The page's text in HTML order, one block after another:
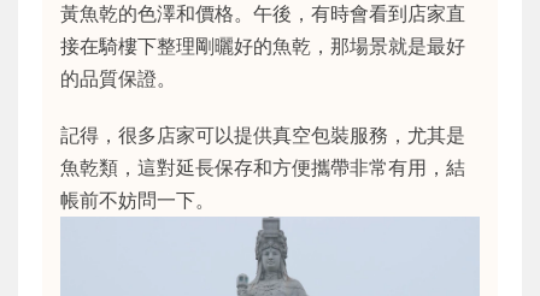
黃魚乾的色澤和價格。午後，有時會看到店家直
接在騎樓下整理剛曬好的魚乾，那場景就是最好
的品質保證。
記得，很多店家可以提供真空包裝服務，尤其是
魚乾類，這對延長保存和方便攜帶非常有用，結
帳前不妨問一下。